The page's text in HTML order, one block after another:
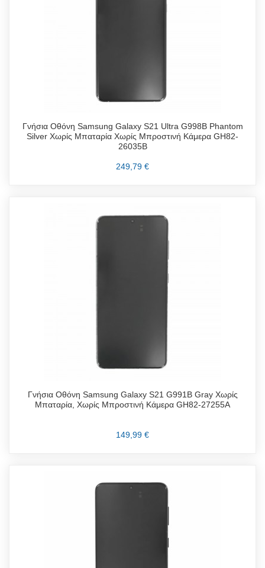
Γνήσια Οθόνη Samsung Galaxy S21 Ultra G998B Phantom
Silver Χωρίς Μπαταρία Χωρίς Μπροστινή Κάμερα GH82-
26035B
249,79 €
Γνήσια Οθόνη Samsung Galaxy S21 G991B Gray Χωρίς
Μπαταρία, Χωρίς Μπροστινή Κάμερα GH82-27255A
149,99 €